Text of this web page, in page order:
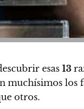
esas 13
muchísimos los
otros.